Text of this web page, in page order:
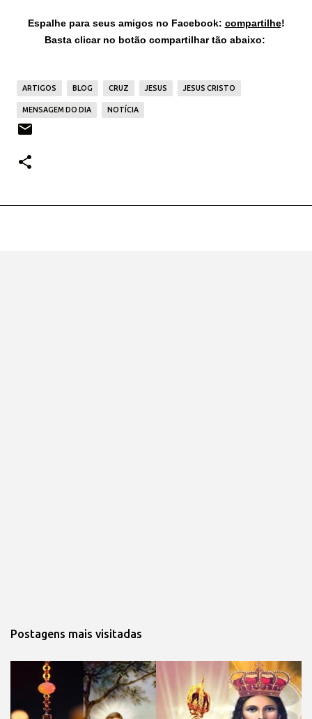
Espalhe para seus amigos no Facebook: compartilhe!
Basta clicar no botão compartilhar tão abaixo:
ARTIGOS BLOG CRUZ JESUS JESUS CRISTO
MENSAGEM DO DIA NOTÍCIA
Postagens mais visitadas